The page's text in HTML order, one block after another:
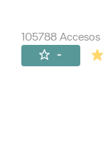
105788 Accesos
-